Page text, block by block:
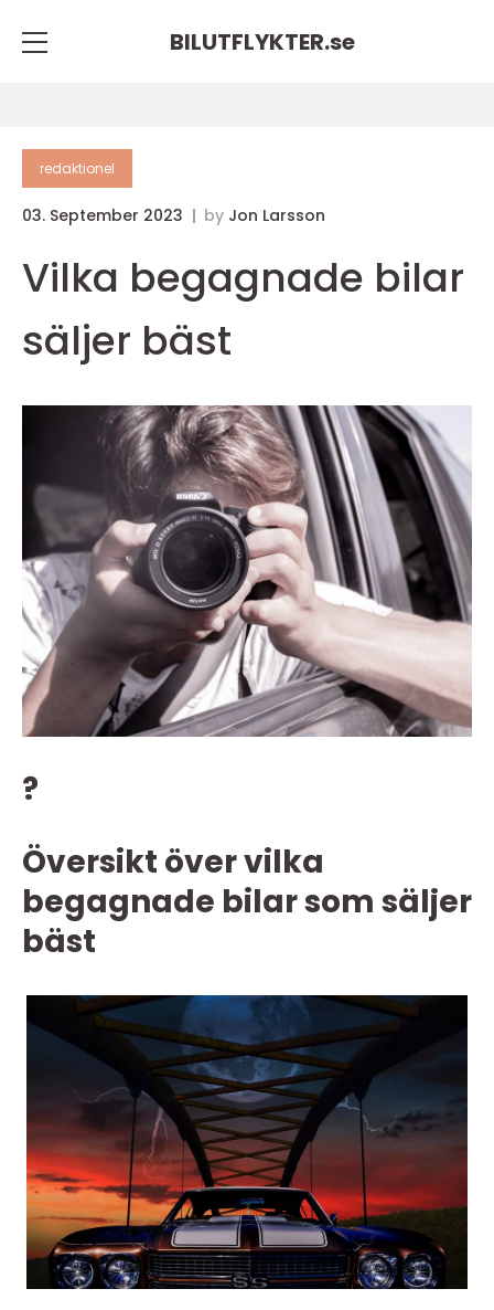
BILUTFLYKTER.se
redaktionel
03. September 2023 by Jon Larsson
Vilka begagnade bilar
säljer bäst
?
Översikt över vilka
begagnade bilar som säljer
bäst